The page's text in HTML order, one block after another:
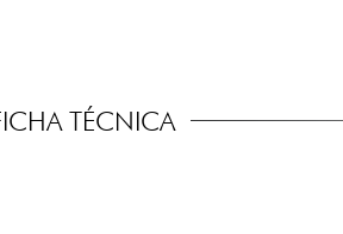
TÉCNICA